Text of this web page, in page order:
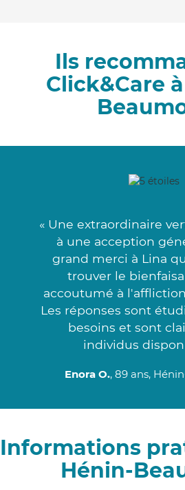
Ils
Click&Care
« Une extraordinaire
à une acception
grand merci à Lina
trouver le
accoutumé à
Les réponses sont
besoins et sont
individus
Enora O., 89 ans,
Informations
Hénin-